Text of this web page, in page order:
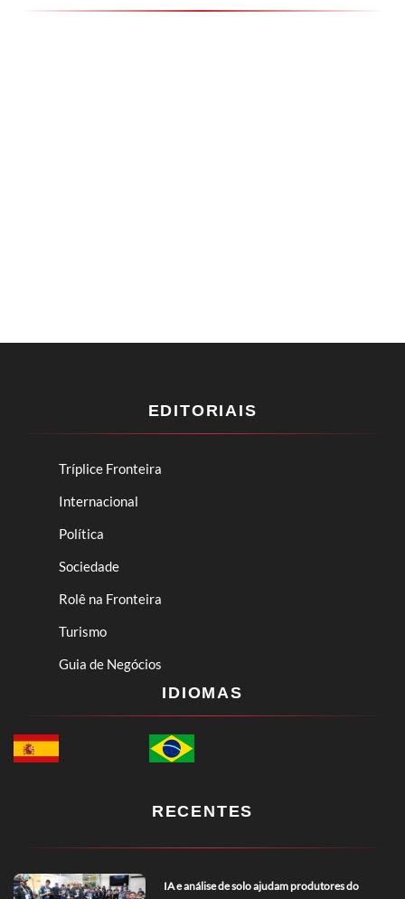
EDITORIAIS
Tríplice Fronteira
Internacional
Política
Sociedade
Rolê na Fronteira
Turismo
Guia de Negócios
IDIOMAS
RECENTES
IA e análise de solo ajudam produtores do